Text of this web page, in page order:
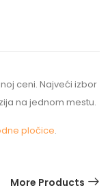
ceni. Najveći izbor
na jednom mestu.
pločice.
More Products